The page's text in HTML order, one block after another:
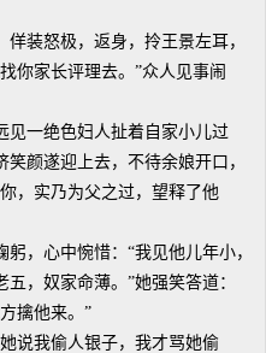
装怒极，返身，拎王景左耳，
你家长评理去。”众人见事闹
一绝色妇人扯着自家小儿过
颜遂迎上去，不待余娘开口，
，实乃为父之过，望释了他
，心中惋惜：“我见他儿年小，
，奴家命薄。”她强笑答道：
擒他来。”
我偷人银子，我才骂她偷